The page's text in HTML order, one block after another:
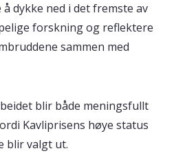
dykke ned i det fremste av
forskning og reflektere
sammen med
blir både meningsfullt
Kavliprisens høye status
blir valgt ut.